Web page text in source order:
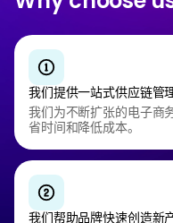
我们提供一站式供应链管
我们为不断扩张的电子商
省时间和降低成本。
我们帮助品牌快速创造新